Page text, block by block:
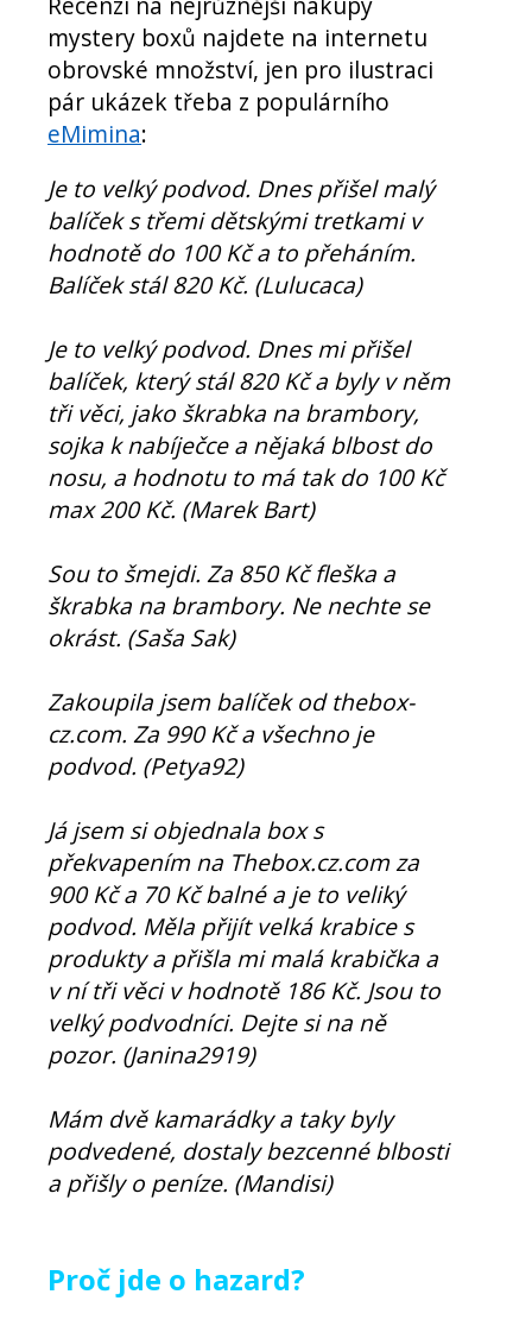
mystery boxů najdete na internetu
obrovské množství, jen pro ilustraci
pár ukázek třeba z populárního
eMimina:
Je to velký podvod. Dnes přišel malý
balíček s třemi dětskými tretkami v
hodnotě do 100 Kč a to přeháním.
Balíček stál 820 Kč. (Lulucaca)
Je to velký podvod. Dnes mi přišel
balíček, který stál 820 Kč a byly v něm
tři věci, jako škrabka na brambory,
sojka k nabíječce a nějaká blbost do
nosu, a hodnotu to má tak do 100 Kč
max 200 Kč. (Marek Bart)
Sou to šmejdi. Za 850 Kč fleška a
škrabka na brambory. Ne nechte se
okrást. (Saša Sak)
Zakoupila jsem balíček od thebox-
cz.com. Za 990 Kč a všechno je
podvod. (Petya92)
Já jsem si objednala box s
překvapením na Thebox.cz.com za
900 Kč a 70 Kč balné a je to veliký
podvod. Měla přijít velká krabice s
produkty a přišla mi malá krabička a
v ní tři věci v hodnotě 186 Kč. Jsou to
velký podvodníci. Dejte si na ně
pozor. (Janina2919)
Mám dvě kamarádky a taky byly
podvedené, dostaly bezcenné blbosti
a přišly o peníze. (Mandisi)
Proč jde o hazard?